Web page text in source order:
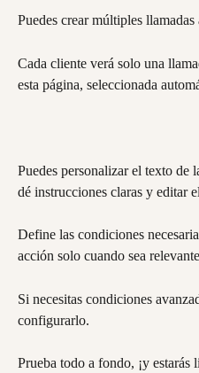
Puedes crear múltiples llamadas
Cada cliente verá solo una
esta página, seleccionada
Puedes personalizar el texto de
dé instrucciones claras y editar
Define las condiciones
acción solo cuando sea
Si necesitas condiciones
configurarlo.
Prueba todo a fondo, ¡y estarás